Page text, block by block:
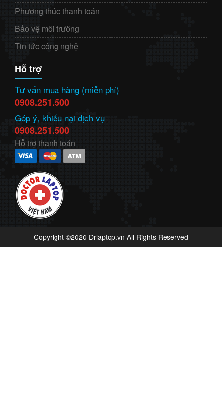
Phương thức thanh toán
Bảo vệ môi trường
Tin tức công nghệ
Hỗ trợ
Tư vấn mua hàng (miễn phí)
0908.251.500
Góp ý, khiếu nại dịch vụ
0908.251.500
Hỗ trợ thanh toán
Copyright ©2020 Drlaptop.vn All Rights Reserved